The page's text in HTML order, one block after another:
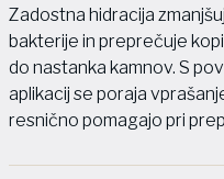
Zadostna hidracija
bakterije in preprečuje
do nastanka kamnov. S
aplikacij se poraja
resnično pomagajo pri